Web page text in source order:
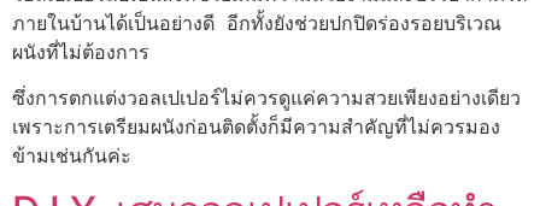
ภายในบ้านได้เป็นอย่างดี อีกทั้งยังช่วยปกปิดร่องรอยบริเวณ
ผนังที่ไม่ต้องการ
ซึ่งการตกแต่งวอลเปเปอร์ไม่ควรดูแค่ความสวยเพียงอย่างเดียว
เพราะการเตรียมผนังก่อนติดตั้งก็มีความสำคัญที่ไม่ควรมอง
ข้ามเช่นกันค่ะ